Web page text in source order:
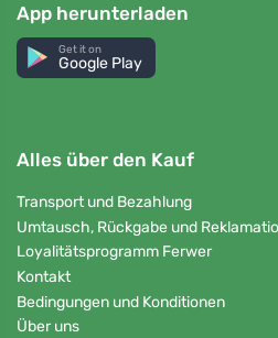
App herunterladen
Get it on
Google Play
Alles über den Kauf
Transport und Bezahlung
Umtausch, Rückgabe und
Loyalitätsprogramm Ferwer
Kontakt
Bedingungen und Konditionen
Über uns